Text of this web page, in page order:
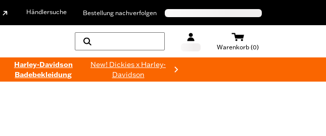
Händlersuche Bestellung nachverfolgen
Warenkorb (0)
Harley-Davidson
Badebekleidung
New! Dickies x Harley-
Davidson